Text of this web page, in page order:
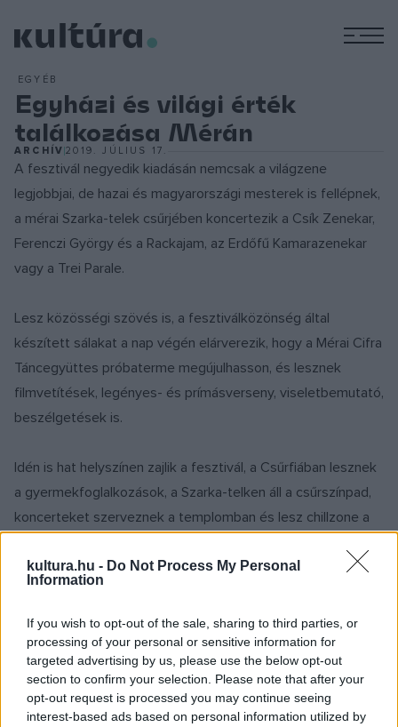
kultura.hu - Do Not Process My Personal
Information
If you wish to opt-out of the sale, sharing to third parties, or
processing of your personal or sensitive information for
targeted advertising by us, please use the below opt-out
section to confirm your selection. Please note that after your
opt-out request is processed you may continue seeing
interest-based ads based on personal information utilized by
EGYÉB
Egyházi és világi érték
találkozása Mérán
ARCHÍV2019. JÚLIUS 17.
A fesztivál negyedik kiadásán nemcsak a világzene
legjobbjai, de hazai és magyarországi mesterek is fellépnek,
a mérai Szarka-telek csűrjében koncertezik a Csík Zenekar,
Ferenczi György és a Rackajam, az Erdőfű Kamarazenekar
vagy a Trei Parale.
Lesz közösségi szövés is, a fesztiválközönség által
készített sálakat a nap végén elárverezik, hogy a Mérai Cifra
Táncegyüttes próbaterme megújulhasson, és lesznek
filmvetítések, legényes- és prímásverseny, viseletbemutató,
beszélgetések is.
Idén is hat helyszínen zajlik a fesztivál, a Csűrfiában lesznek
a gyermekfoglalkozások, a Szarka-telken áll a csűrszínpad,
koncerteket szerveznek a templomban és lesz chillzone a
Bivalymúzeumba, ebből lesz a Bivalystúdió, és a
Már a fesztivál első napja ötvözi a lokálist a globálissal,
hiszen csütörtökön fellép a Kossuth-díjas Csík Zenekar és a
világ legkisebb, mindössze 705 tagú vallási kisebbségét
képviselő zenekar is. A Sofi Tsedaka & the Baladis nevű